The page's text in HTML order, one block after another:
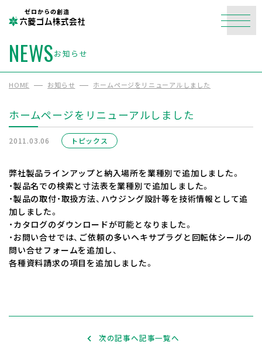
ゼロからの創造
NEWSお知らせ
HOME お知らせ ホームページをリニューアルしました
ホームページをリニューアルしました
2011.03.06 トピックス
弊社製品ラインアップと納入場所を業種別で追加しました。
・製品名での検索と寸法表を業種別で追加しました。
・製品の取付・取扱方法、ハウジング設計等を技術情報として追
加しました。
・カタログのダウンロードが可能となりました。
・お問い合せでは、ご依頼の多いヘキサプラグと回転体シールの
問い合せフォームを追加し、
各種資料請求の項目を追加しました。
次の記事へ記事一覧へ